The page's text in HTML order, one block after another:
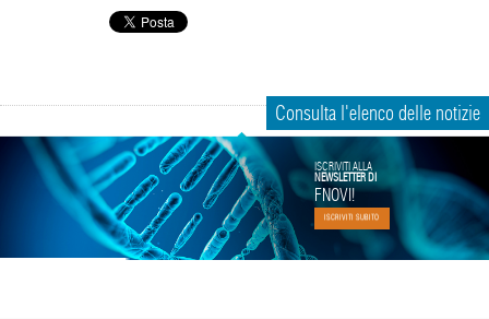
Consulta l'elenco delle notizie
FNOVI!
ISCRIVITI SUBITO
ISCRIVITI ALLA
NEWSLETTER DI